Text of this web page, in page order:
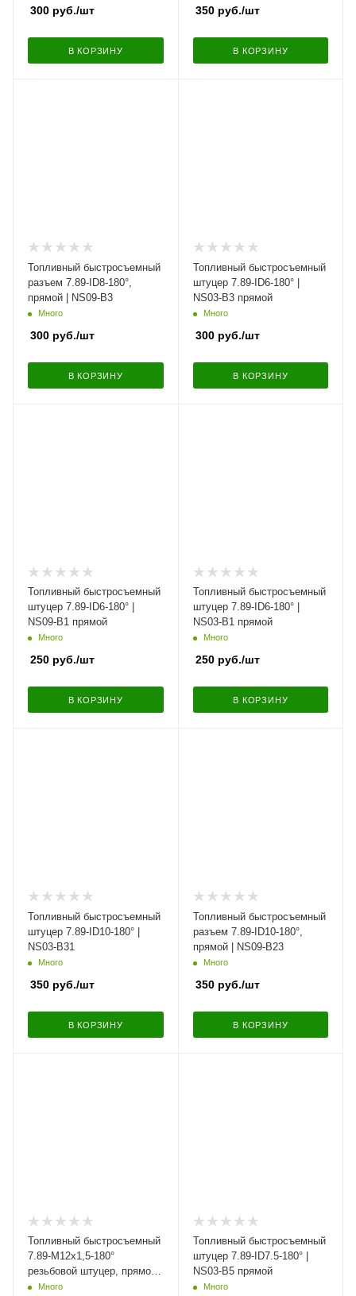
300 руб./шт
В КОРЗИНУ
350руб./шт
В КОРЗИНУ
Топливный быстросъемный
разъем 7.89-ID8-180°,
прямой | NS09-B3
Много
300 руб./шт
В КОРЗИНУ
Топливный быстросъемный
штуцер 7.89-ID6-180° |
NS03-B3 прямой
Много
300руб./шт
В КОРЗИНУ
Топливный быстросъемный
штуцер 7.89-ID6-180° |
NS09-B1 прямой
Много
250 руб./шт
В КОРЗИНУ
Топливный быстросъемный
штуцер 7.89-ID6-180° |
NS03-B1 прямой
Много
250руб./шт
В КОРЗИНУ
Топливный быстросъемный
штуцер 7.89-ID10-180° |
NS03-B31
Много
350 руб./шт
В КОРЗИНУ
Топливный быстросъемный
разъем 7.89-ID10-180°,
прямой | NS09-B23
Много
350руб./шт
В КОРЗИНУ
Топливный быстросъемный
7.89-M12х1,5-180°
резьбовой штуцер, прямой |
NS10-029
Много
Топливный быстросъемный
штуцер 7.89-ID7.5-180° |
NS03-B5 прямой
Много